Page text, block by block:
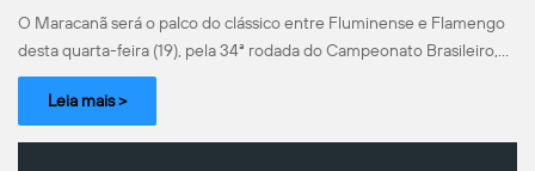
O Maracanã será o palco do clássico entre Fluminense e Flamengo
desta quarta-feira (19), pela 34ª rodada do Campeonato Brasileiro,…
Leia mais >